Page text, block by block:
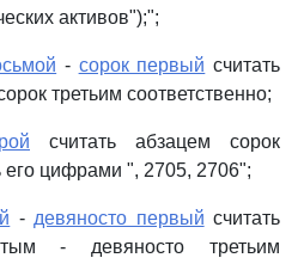
активов");";
- сорок первый считать
третьим соответственно;
считать абзацем сорок
его цифрами ", 2705, 2706";
- девяносто первый считать
- девяносто третьим